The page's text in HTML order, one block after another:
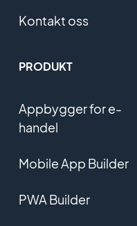
Kontakt oss
PRODUKT
Appbygger for e-
handel
Mobile App Builder
PWA Builder